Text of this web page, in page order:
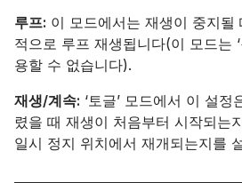
루프: 이 모드에서는 재생이 중지될
적으로 루프 재생됩니다(이 모드는
용할 수 없습니다).
재생/계속: ‘토글’ 모드에서 이 설
렸을 때 재생이 처음부터 시작되는
일시 정지 위치에서 재개되는지를